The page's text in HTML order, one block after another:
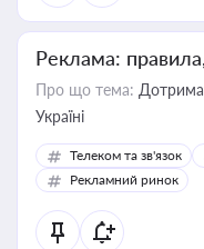
Реклама:
Про що тема:
Україні
Телеком та зв'язок
Рекламний ринок